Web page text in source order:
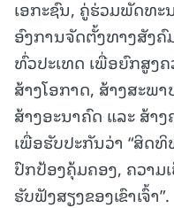
ເອກະຊົນ, ຄູ່ຮ່ວມພັດທະ
ອົງການຈັດຕັ້ງທາງສັງ
ທົ່ວປະເທດ ເພື່ອຍົກສູງ
ສ້າງໂອກາດ, ສ້າງສະພ
ສ້າງອະນາຄົດ ແລະ ສ້າ
ເພື່ອຮັບປະກັນວ່າ “ສິດ
ປົກປ້ອງຄຸ້ມຄອງ, ຄວາມ
ຮັບຟັງສຽງຂອງເຂົາເຈົ້າ”.